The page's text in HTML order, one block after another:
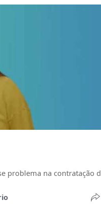
problema na contratação